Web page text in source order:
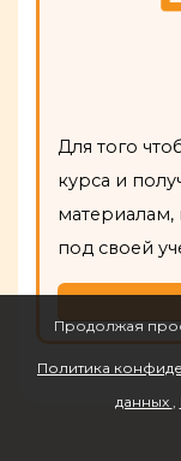
Продолжая
Политика
данных
Для того
курса и
материалам,
под своей